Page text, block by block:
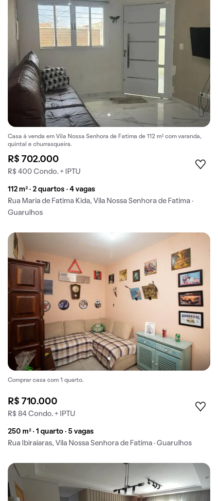
Casa à venda em Vila Nossa Senhora de Fatima de 112 m² com varanda,
quintal e churrasqueira.
R$ 702.000
R$ 400 Condo. + IPTU
112 m² · 2 quartos · 4 vagas
Rua Maria de Fatima Kida, Vila Nossa Senhora de Fatima ·
Guarulhos
Comprar casa com 1 quarto.
R$ 710.000
R$ 84 Condo. + IPTU
250 m² · 1 quarto · 5 vagas
Rua Ibiraiaras, Vila Nossa Senhora de Fatima · Guarulhos